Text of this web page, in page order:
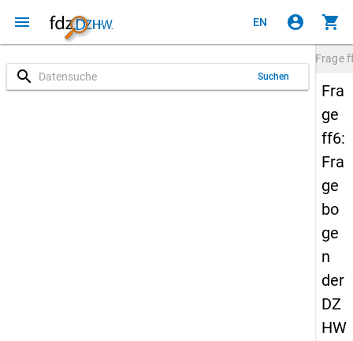
menu EN account_circle shopping_cart
search Suchen
Frage
Fra
ge
ff6:
Fra
ge
bo
ge
n
der
DZ
HW